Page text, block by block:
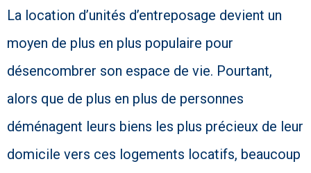
La location d’unités d’entreposage devient un
moyen de plus en plus populaire pour
désencombrer son espace de vie. Pourtant,
alors que de plus en plus de personnes
déménagent leurs biens les plus précieux de leur
domicile vers ces logements locatifs, beaucoup